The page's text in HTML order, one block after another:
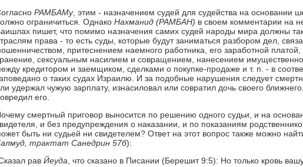
РАМБАМу, этим - назначением судей для судейства на основании
ограничиться. Однако Нахманид (РАМБАН) в своем комментарии на
пишет, что помимо назначения самих судей народы мира должны
права - то есть суды, которые будут заниматься разбором дел,
притеснением наемного работника, его заработной
сексуальным насилием и совращением, нанесением
кредитором и заемщиком, сделками о покупке-продаже и т. п. - в
о таких судах Израилю. И за подобные нарушения следует
удержал чужую зарплату, изнасиловал или совратил дочь своего
его.
смертный приговор выносится по решению одного судьи, и на
и без предупреждения о наказании, и по показаниям
быть ни судьей ни свидетелем? Ответ на этот вопрос также можно
трактат Санедрин 57б):
рав Йеуда , что сказано в Писании (Берешит 9:5): Но только кровь